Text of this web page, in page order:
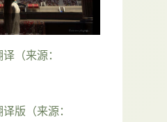
（来源：
版（来源：